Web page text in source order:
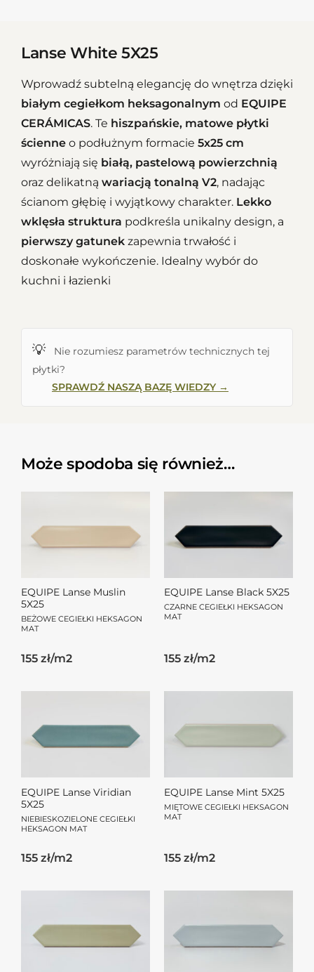
Lanse White 5X25
Wprowadź subtelną elegancję do wnętrza dzięki
białym cegiełkom heksagonalnym od EQUIPE
CERÁMICAS. Te hiszpańskie, matowe płytki
ścienne o podłużnym formacie 5x25 cm
wyróżniają się białą, pastelową powierzchnią
oraz delikatną wariacją tonalną V2, nadając
ścianom głębię i wyjątkowy charakter. Lekko
wklęsła struktura podkreśla unikalny design, a
pierwszy gatunek zapewnia trwałość i
doskonałe wykończenie. Idealny wybór do
kuchni i łazienki
💡
Nie rozumiesz parametrów technicznych tej
płytki?
SPRAWDŹ NASZĄ BAZĘ WIEDZY →
Może spodoba się również…
EQUIPE Lanse Muslin
5X25
BEŻOWE CEGIEŁKI HEKSAGON
MAT
155 zł/m2
EQUIPE Lanse Black 5X25
CZARNE CEGIEŁKI HEKSAGON
MAT
155 zł/m2
EQUIPE Lanse Viridian
5X25
NIEBIESKOZIELONE CEGIEŁKI
HEKSAGON MAT
155 zł/m2
EQUIPE Lanse Mint 5X25
MIĘTOWE CEGIEŁKI HEKSAGON
MAT
155 zł/m2